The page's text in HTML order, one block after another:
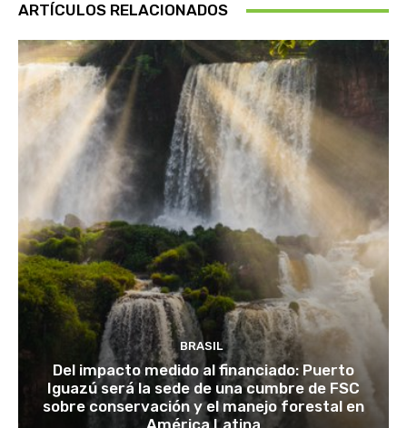
ARTÍCULOS RELACIONADOS
BRASIL
Del impacto medido al financiado: Puerto
Iguazú será la sede de una cumbre de FSC
sobre conservación y el manejo forestal en